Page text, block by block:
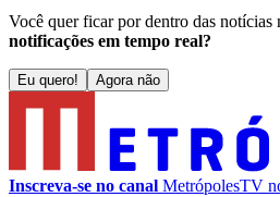
Você quer ficar por dentro das notícias
notificações em tempo real?
Eu quero! Agora não
Inscreva-se no canal MetrópolesTV